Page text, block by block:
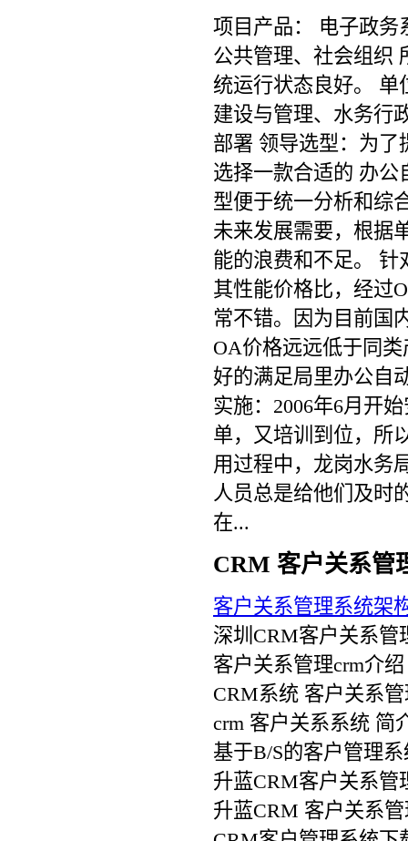
项目产品： 电子政务
公共管理、社会组织
统运行状态良好。 单
建设与管理、水务行
部署 领导选型：为了
选择一款合适的 办公
型便于统一分析和综
未来发展需要，根据
能的浪费和不足。 针
其性能价格比，经过
常不错。因为目前国
OA价格远远低于同
好的满足局里办公自
实施：2006年6月开
单，又培训到位，所
用过程中，龙岗水务
人员总是给他们及时
在...
CRM 客户关系管
客户关系管理系统架
深圳CRM客户关系管
客户关系管理crm介绍
CRM系统 客户关系
crm 客户关系系统 简
基于B/S的客户管理
升蓝CRM客户关系管
升蓝CRM 客户关系